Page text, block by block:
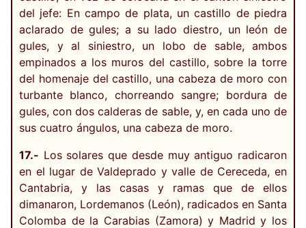
del jefe: En campo de plata, un castillo de piedra
aclarado de gules; a su lado diestro, un león de
gules, y al siniestro, un lobo de sable, ambos
empinados a los muros del castillo, sobre la torre
del homenaje del castillo, una cabeza de moro con
turbante blanco, chorreando sangre; bordura de
gules, con dos calderas de sable, y, en cada uno de
sus cuatro ángulos, una cabeza de moro.
17.- Los solares que desde muy antiguo radicaron
en el lugar de Valdeprado y valle de Cereceda, en
Cantabria, y las casas y ramas que de ellos
dimanaron, Lordemanos (León), radicados en Santa
Colomba de la Carabias (Zamora) y Madrid y los